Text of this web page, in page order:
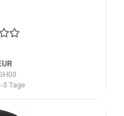
3 Tage